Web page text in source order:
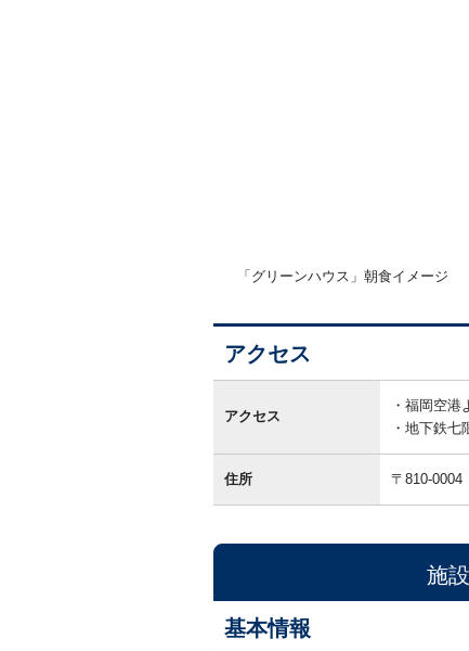
「グリーンハウス」朝食イメージ
アクセス
アクセス
福岡空港
地下鉄七
住所 〒810-0004
施
基本情報